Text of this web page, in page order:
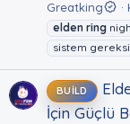
Greatking
elden ring
sistem
BUILD
İçin Güçlü